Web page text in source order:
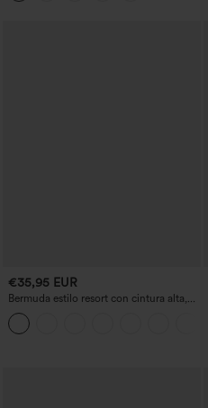
€35,95 EUR
Bermuda estilo resort con cintura alta,
dobladillo remangado y efecto lino, 10'',
con bolsillos